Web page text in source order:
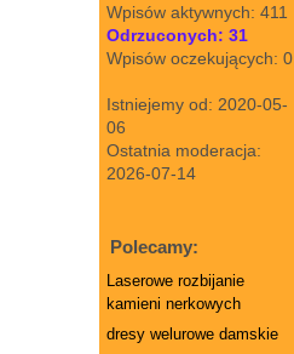
Wpisów aktywnych: 411
Odrzuconych: 31
Wpisów oczekujących: 0
Istniejemy od: 2020-05-
06
Ostatnia moderacja:
2026-07-14
Polecamy:
Laserowe rozbijanie
kamieni nerkowych
dresy welurowe damskie